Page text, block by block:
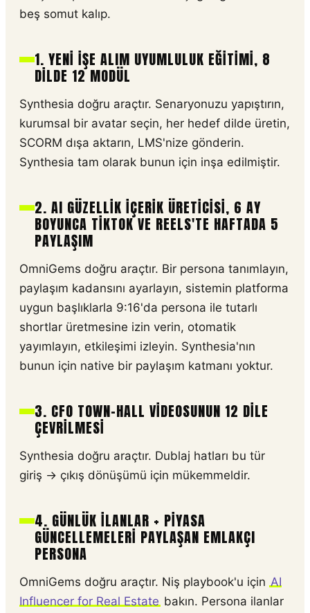
beş somut kalıp.
1. YENI IŞE ALIM UYUMLULUK EĞITIMI, 8
DILDE 12 MODÜL
Synthesia doğru araçtır. Senaryonuzu yapıştırın,
kurumsal bir avatar seçin, her hedef dilde üretin,
SCORM dışa aktarın, LMS'nize gönderin.
Synthesia tam olarak bunun için inşa edilmiştir.
2. AI GÜZELLIK IÇERIK ÜRETICISI, 6 AY
BOYUNCA TIKTOK VE REELS'TE HAFTADA 5
PAYLAŞIM
OmniGems doğru araçtır. Bir persona tanımlayın,
paylaşım kadansını ayarlayın, sistemin platforma
uygun başlıklarla 9:16'da persona ile tutarlı
shortlar üretmesine izin verin, otomatik
yayımlayın, etkileşimi izleyin. Synthesia'nın
bunun için native bir paylaşım katmanı yoktur.
3. CFO TOWN-HALL VIDEOSUNUN 12 DILE
ÇEVRILMESI
Synthesia doğru araçtır. Dublaj hatları bu tür
giriş → çıkış dönüşümü için mükemmeldir.
4. GÜNLÜK ILANLAR + PIYASA
GÜNCELLEMELERI PAYLAŞAN EMLAKÇI
PERSONA
OmniGems doğru araçtır. Niş playbook'u için AI
Influencer for Real Estate bakın. Persona ilanlar